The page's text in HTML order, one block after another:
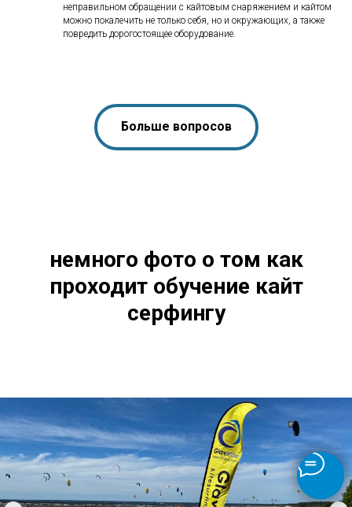
неправильном обращении с кайтовым снаряжением и кайтом
можно покалечить не только себя, но и окружающих, а также
повредить дорогостоящее оборудование.
Больше вопросов
немного фото о том как
проходит обучение кайт
серфингу